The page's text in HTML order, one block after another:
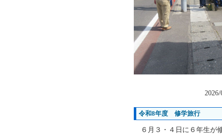
令和8年度 修学旅行
６月３・４日に６年生が